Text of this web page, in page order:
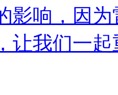
影响，因
让我们一